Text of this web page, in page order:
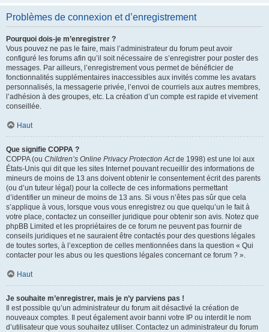
Problèmes de connexion et d’enregistrement
Pourquoi dois-je m’enregistrer ?
Vous pouvez ne pas le faire, mais l’administrateur du forum peut avoir
configuré les forums afin qu’il soit nécessaire de s’enregistrer pour poster des
messages. Par ailleurs, l’enregistrement vous permet de bénéficier de
fonctionnalités supplémentaires inaccessibles aux invités comme les avatars
personnalisés, la messagerie privée, l’envoi de courriels aux autres membres,
l’adhésion à des groupes, etc. La création d’un compte est rapide et vivement
conseillée.
Haut
Que signifie COPPA ?
COPPA (ou Children’s Online Privacy Protection Actde 1998) est une loi aux
États-Unis qui dit que les sites Internet pouvant recueillir des informations de
mineurs de moins de 13 ans doivent obtenir le consentement écrit des parents
(ou d’un tuteur légal) pour la collecte de ces informations permettant
d’identifier un mineur de moins de 13 ans. Si vous n’êtes pas sûr que cela
s’applique à vous, lorsque vous vous enregistrez ou que quelqu’un le fait à
votre place, contactez un conseiller juridique pour obtenir son avis. Notez que
phpBB Limited et les propriétaires de ce forum ne peuvent pas fournir de
conseils juridiques et ne sauraient être contactés pour des questions légales
de toutes sortes, à l’exception de celles mentionnées dans la question « Qui
contacter pour les abus ou les questions légales concernant ce forum ? ».
Haut
Je souhaite m’enregistrer, mais je n’y parviens pas !
Il est possible qu’un administrateur du forum ait désactivé la création de
nouveaux comptes. Il peut également avoir banni votre IP ou interdit le nom
d’utilisateur que vous souhaitez utiliser. Contactez un administrateur du forum